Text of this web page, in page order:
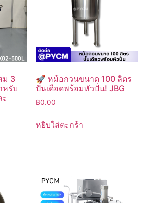
ม 3
หรับ
ะ
🚀 หม้อกวนขนาด 100 ลิตร
ปั่นเดือดพร้อมหัวปั่น! JBG
฿0.00
หยิบใส่ตะกร้า